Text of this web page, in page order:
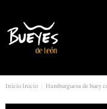
Inicio Inicio Hamburguesa de buey